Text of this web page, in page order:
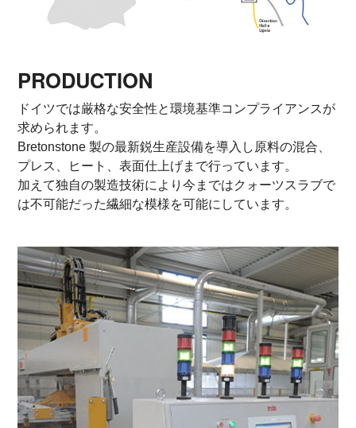
PRODUCTION
ドイツでは厳格な安全性と環境基準コンプライアンスが
求められます。
Bretonstone 製の最新鋭生産設備を導入し原料の混合、
プレス、ヒート、表面仕上げまで行っています。
加えて独自の製造技術により今まではクォーツスラブで
は不可能だった繊細な模様を可能にしています。